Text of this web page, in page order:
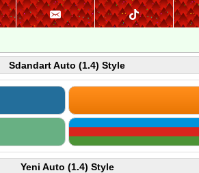
Sdandart Auto (1.4) Style
Yeni Auto (1.4) Style